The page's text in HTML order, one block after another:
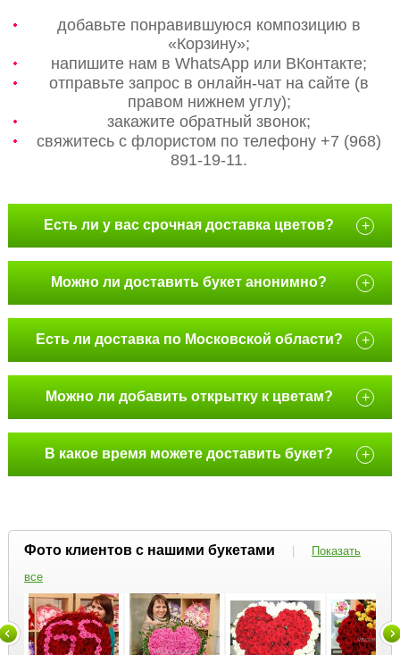
добавьте понравившуюся композицию в
«Корзину»;
напишите нам в WhatsApp или ВКонтакте;
отправьте запрос в онлайн-чат на сайте (в
правом нижнем углу);
закажите обратный звонок;
свяжитесь с флористом по телефону +7 (968)
891-19-11.
Есть ли у вас срочная доставка цветов? +
Можно ли доставить букет анонимно? +
Есть ли доставка по Московской области? +
Можно ли добавить открытку к цветам? +
В какое время можете доставить букет? +
Фото клиентов с нашими букетами |
Показать
все